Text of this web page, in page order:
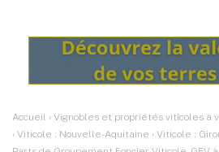
Accueil › Vignobles et propriétés viticoles à
› Viticole : Nouvelle-Aquitaine › Viticole :